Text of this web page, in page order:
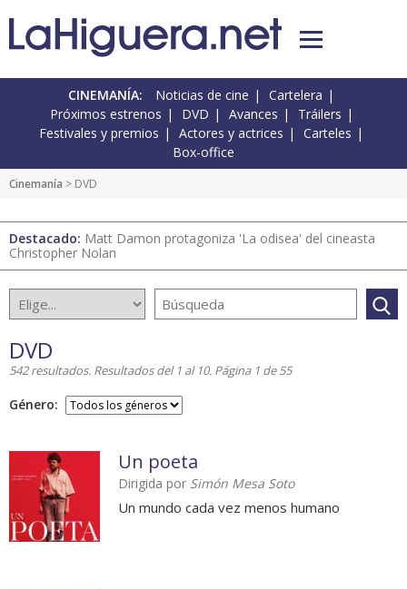
CINEMANÍA: Noticias de cine
Cartelera
Próximos estrenos
DVD Avances
Tráilers
Festivales y premios
Actores y actrices
Carteles
Box-office
Cinemanía > DVD
Destacado: Matt Damon protagoniza 'La odisea' del cineasta
Christopher Nolan
DVD
542 resultados. Resultados del 1 al 10. Página 1 de 55
Género:
Un poeta
Dirigida por Simón Mesa Soto
Un mundo cada vez menos humano